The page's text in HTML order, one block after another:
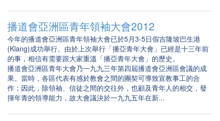
播道會亞洲區青年領袖大會2012
今年的播道會亞洲區青年領袖大會已於5月3-5日假吉隆坡巴生港
(Klang)成功舉行。由於上次舉行「播亞青年大會」已經是十三年前
的事，相信有需要跟大家重溫「播亞青年大會」的歷史。
播道會亞洲區青年大會乃一九九三年第四屆播道會亞洲區會議的成
果。當時，各區代表有感於教會之間的團契可導致宣教事工的合
作；因此，除領袖、信徒之間的交往外，也顧及青年人的相交，發
揮年青的領導能力，故大會議決於一九九五年在新...